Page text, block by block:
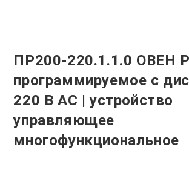
ПР200-220.1.1.0 ОВЕН
программируемое с
220 В AC | устройство
управляющее
многофункциональное